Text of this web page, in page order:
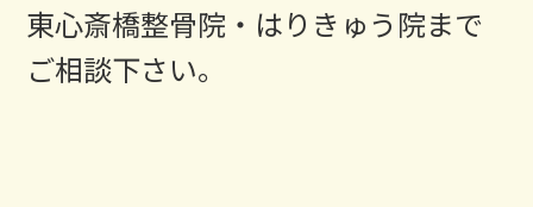
東心斎橋整骨院・はりきゅう院まで
ご相談下さい。